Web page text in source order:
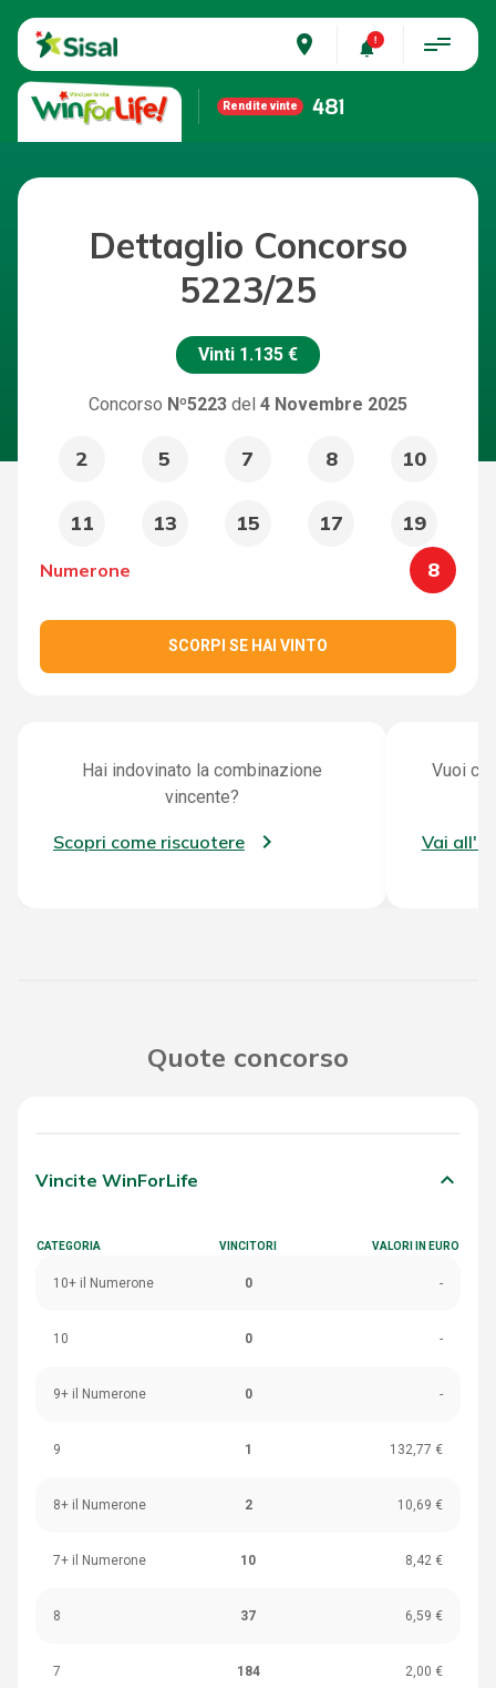
place
Rendite vinte 481
Dettaglio Concorso
5223/25
Vinti 1.135 €
Concorso Nº5223 del 4 Novembre 2025
2 5 7 8 10
11 13 15 17 19
Numerone 8
SCORPI SE HAI VINTO
Hai indovinato la combinazione
vincente?
Scopri come riscuotere
Vuoi
Vai
Quote concorso
Vincite WinForLife keyboard_arrow_down
CATEGORIA VINCITORI VALORI IN EURO
10+ il Numerone 0 -
10 0 -
9+ il Numerone 0 -
9 1 132,77 €
8+ il Numerone 2 10,69 €
7+ il Numerone 10 8,42 €
8 37 6,59 €
7 184 2,00 €